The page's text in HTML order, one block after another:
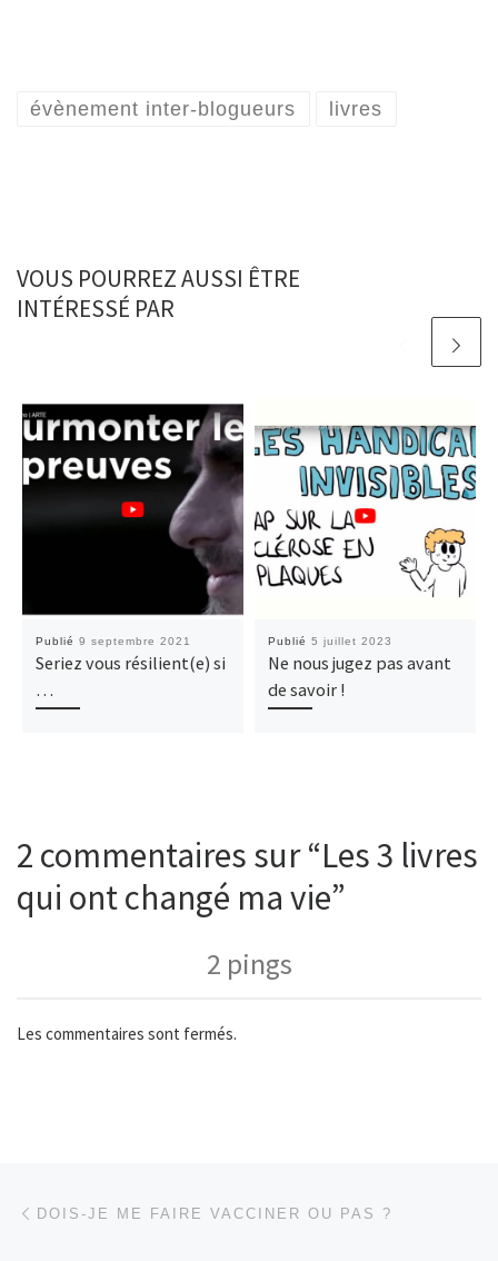
évènement inter-blogueurs livres
VOUS POURREZ AUSSI ÊTRE
INTÉRESSÉ PAR
Publié 9 septembre 2021
Seriez vous résilient(e) si
…
Publié 5 juillet 2023
Ne nous jugez pas avant
de savoir !
2 commentaires sur “Les 3 livres
qui ont changé ma vie”
2 pings
Les commentaires sont fermés.
Parcourir les articles
DOIS-JE ME FAIRE VACCINER OU PAS ?